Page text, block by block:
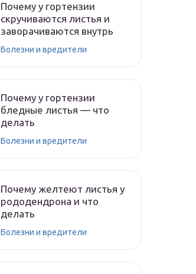
Почему у гортензии
скручиваются листья и
заворачиваются внутрь
Болезни и вредители
Почему у гортензии
бледные листья — что
делать
Болезни и вредители
Почему желтеют листья у
рододендрона и что
делать
Болезни и вредители